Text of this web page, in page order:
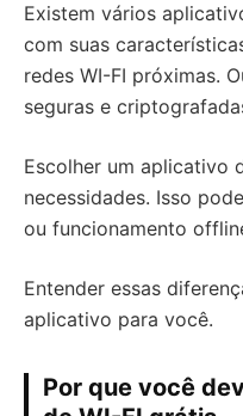
Existem vários
com suas
redes WI-FI próximas.
seguras e
Escolher um aplicativo
necessidades. Isso
ou funcionamento
Entender essas
aplicativo para você.
Por que você